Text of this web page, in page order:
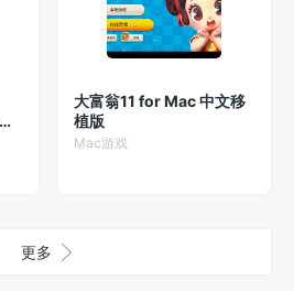
大富翁11 for Mac 中文移
植版
Mac游戏
更多